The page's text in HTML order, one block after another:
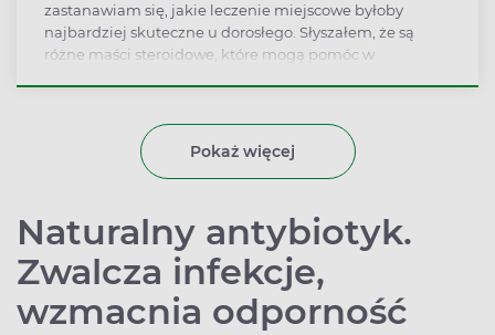
zastanawiam się, jakie leczenie miejscowe byłoby
najbardziej skuteczne u dorosłego. Słyszałem, że są
różne maści steroidowe, które mogą pomóc w
stosować i czy jest jakieś ryzyko związane z takim
Pokaż więcej
Naturalny antybiotyk.
Zwalcza infekcje,
wzmacnia odporność